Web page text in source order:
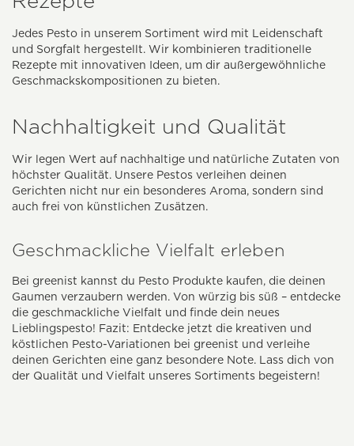
Jedes Pesto in unserem Sortiment wird mit Leidenschaft
und Sorgfalt hergestellt. Wir kombinieren traditionelle
Rezepte mit innovativen Ideen, um dir außergewöhnliche
Geschmackskompositionen zu bieten.
Nachhaltigkeit und Qualität
Wir legen Wert auf nachhaltige und natürliche Zutaten von
höchster Qualität. Unsere Pestos verleihen deinen
Gerichten nicht nur ein besonderes Aroma, sondern sind
auch frei von künstlichen Zusätzen.
Geschmackliche Vielfalt erleben
Bei greenist kannst du Pesto Produkte kaufen, die deinen
Gaumen verzaubern werden. Von würzig bis süß – entdecke
die geschmackliche Vielfalt und finde dein neues
Lieblingspesto! Fazit: Entdecke jetzt die kreativen und
köstlichen Pesto-Variationen bei greenist und verleihe
deinen Gerichten eine ganz besondere Note. Lass dich von
der Qualität und Vielfalt unseres Sortiments begeistern!